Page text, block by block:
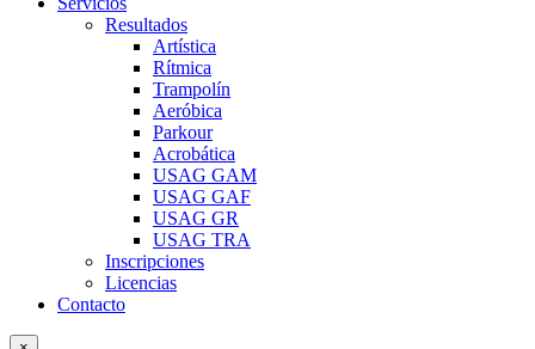
Resultados
Artística
Rítmica
Trampolín
Aeróbica
Parkour
Acrobática
USAG GAM
USAG GAF
USAG GR
USAG TRA
Inscripciones
Licencias
Contacto